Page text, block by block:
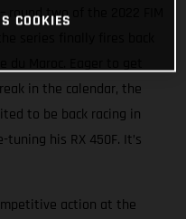
round two of the 2022 FIM
in the calendar, the
to be back racing in
his RX 450F. It’s
action at the
COOKIES